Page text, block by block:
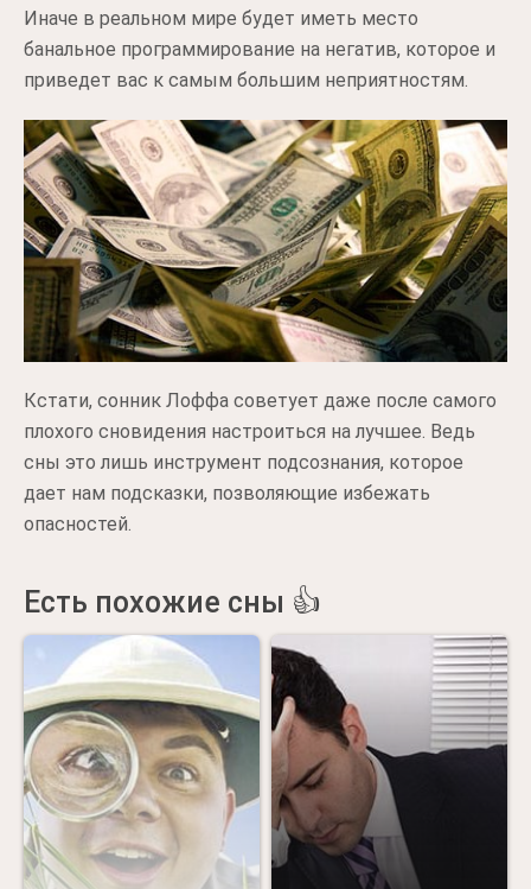
Иначе в реальном мире будет иметь место
банальное программирование на негатив, которое и
приведет вас к самым большим неприятностям.
Кстати, сонник Лоффа советует даже после самого
плохого сновидения настроиться на лучшее. Ведь
сны это лишь инструмент подсознания, которое
дает нам подсказки, позволяющие избежать
опасностей.
Есть похожие сны 👍